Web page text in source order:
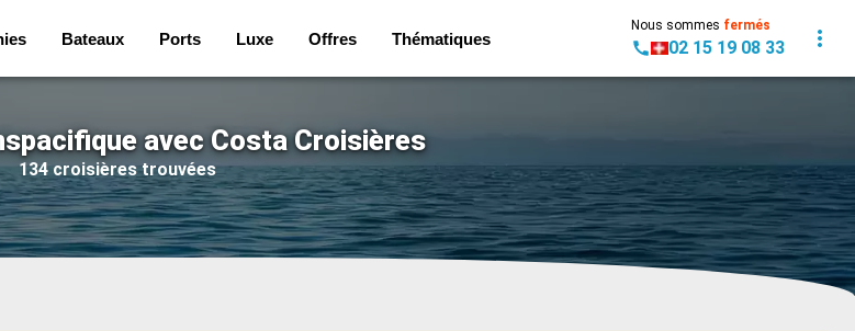
Bateaux Ports Luxe Offres Thématiques
Nous sommes fermés
02 15 19 08 33
avec Costa Croisières
134 croisières trouvées